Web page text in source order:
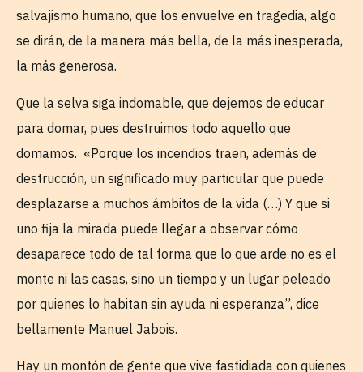
salvajismo humano, que los envuelve en tragedia, algo
se dirán, de la manera más bella, de la más inesperada,
la más generosa.
Que la selva siga indomable, que dejemos de educar
para domar, pues destruimos todo aquello que
domamos. «Porque los incendios traen, además de
destrucción, un significado muy particular que puede
desplazarse a muchos ámbitos de la vida (…) Y que si
uno fija la mirada puede llegar a observar cómo
desaparece todo de tal forma que lo que arde no es el
monte ni las casas, sino un tiempo y un lugar peleado
por quienes lo habitan sin ayuda ni esperanza”, dice
bellamente Manuel Jabois.
Hay un montón de gente que vive fastidiada con quienes